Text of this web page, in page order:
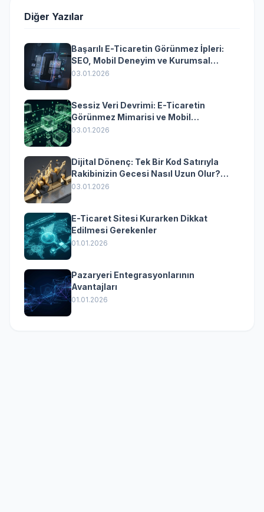
Diğer Yazılar
Başarılı E-Ticaretin Görünmez İpleri:
SEO, Mobil Deneyim ve Kurumsal
Yazılımın Kazandıran Senkronizasyonu
03.01.2026
Sessiz Veri Devrimi: E-Ticaretin
Görünmez Mimarisi ve Mobil
Dönüşümün Kurumsal Anahtarı
03.01.2026
Dijital Dönenç: Tek Bir Kod Satırıyla
Rakibinizin Gecesi Nasıl Uzun Olur?
(Kurumsal Yazılımın Güçlü Rolü)
03.01.2026
E-Ticaret Sitesi Kurarken Dikkat
Edilmesi Gerekenler
01.01.2026
Pazaryeri Entegrasyonlarının
Avantajları
01.01.2026